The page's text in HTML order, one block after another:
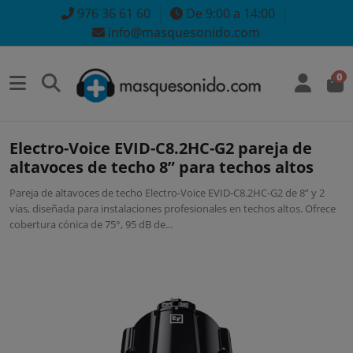
976 36 61 60
De 9:00 a 14:00
info@masquesonido.com
0
Electro-Voice EVID-C8.2HC-G2 pareja de
altavoces de techo 8” para techos altos
Pareja de altavoces de techo Electro-Voice EVID-C8.2HC-G2 de 8” y 2
vías, diseñada para instalaciones profesionales en techos altos. Ofrece
cobertura cónica de 75°, 95 dB de...